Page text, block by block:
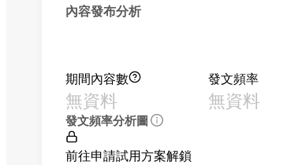
內容發布分析
期間內容數
無資料
發文頻率
無資料
發文頻率分析圖
前往申請試用方案解鎖